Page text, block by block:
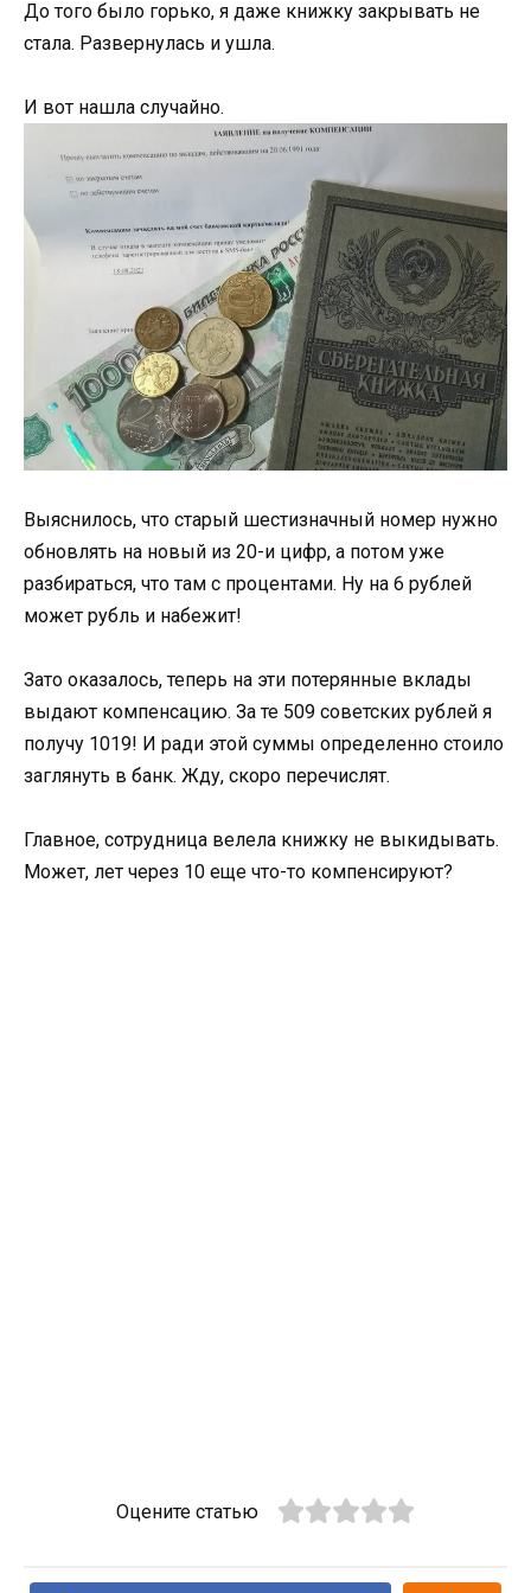
До того было горько, я даже книжку закрывать не
стала. Развернулась и ушла.
И вот нашла случайно.
Выяснилось, что старый шестизначный номер нужно
обновлять на новый из 20-и цифр, а потом уже
разбираться, что там с процентами. Ну на 6 рублей
может рубль и набежит!
Зато оказалось, теперь на эти потерянные вклады
выдают компенсацию. За те 509 советских рублей я
получу 1019! И ради этой суммы определенно стоило
заглянуть в банк. Жду, скоро перечислят.
Главное, сотрудница велела книжку не выкидывать.
Может, лет через 10 еще что-то компенсируют?
Оцените статью